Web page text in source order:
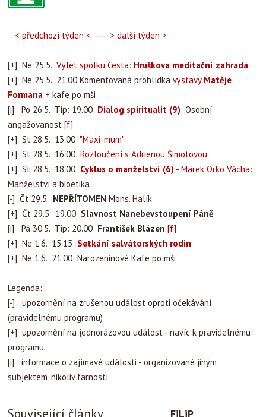
< předchozí týden < --- > další týden >
[+] Ne 25.5. Výlet spolku Cesta: Hruškova meditační zahrada
[+] Ne 25.5. 21.00 Komentovaná prohlídka výstavy Matěje
Formana + kafe po mši
[i] Po 26.5. Tip: 19.00 Dialog spiritualit (9): Osobní
angažovanost [f]
[+] St 28.5. 13.00 "Maxi-mum"
[+] St 28.5. 16.00 Rozloučení s Adrienou Šimotovou
[+] St 28.5. 18.00 Cyklus o manželství (6) - Marek Orko Vácha:
Manželství a bioetika
[-] Čt 29.5. NEPŘÍTOMEN Mons. Halík
[+] Čt 29.5. 19.00 Slavnost Nanebevstoupení Páně
[i] Pá 30.5. Tip: 20.00 František Blázen [f]
[+] Ne 1.6. 15.15 Setkání salvátorských rodin
[+] Ne 1.6. 21.00 Narozeninové Kafe po mši
Legenda:
[-] upozornění na zrušenou událost oproti očekávání
(pravidelnému programu)
[+] upozornění na jednorázovou událost - navíc k pravidelnému
programu
[i] informace o zajímavé události - organizované jiným
subjektem, nikoliv farností
Související články FiLiP